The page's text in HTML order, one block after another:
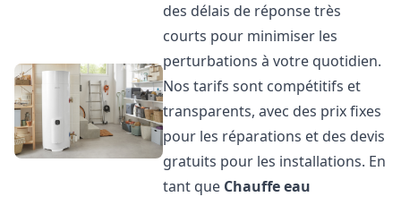
des délais de réponse très
courts pour minimiser les
perturbations à votre quotidien.
Nos tarifs sont compétitifs et
transparents, avec des prix fixes
pour les réparations et des devis
gratuits pour les installations. En
tant que Chauffe eau